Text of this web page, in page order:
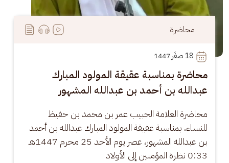
محاضرة
18
محاضرة بمناسبة عقيقة المولود المبارك
عبدالله بن أحمد بن عبدالله المشهور
محاضرة العلامة الحبيب عمر بن محمد بن حفيظ
للنساء، بمناسبة عقيقة المولود المبارك عبدالله بن أحمد
بن عبدالله المشهور، عصر يوم الأحد 25 محرم 1447هـ
0:33 نظرة المؤمنين إلى الأولاد